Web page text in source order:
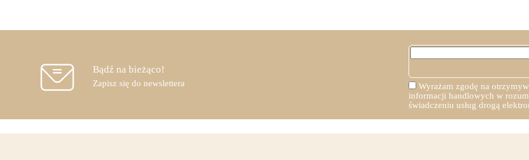
Bądź na bieżąco!
Zapisz się do newslettera
Wyrażam zgodę na
informacji handlowych w
świadczeniu usług drogą